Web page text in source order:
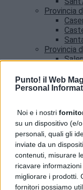
Punto! il Web
Personal
Noi e i nostri
su un dispositivo (e/
personali, quali gli
inviate da un
contenuti, misurare
ricavare
migliorare i prodotti.
fornitori possiamo
Provincia
Provincia
Angri
Comune